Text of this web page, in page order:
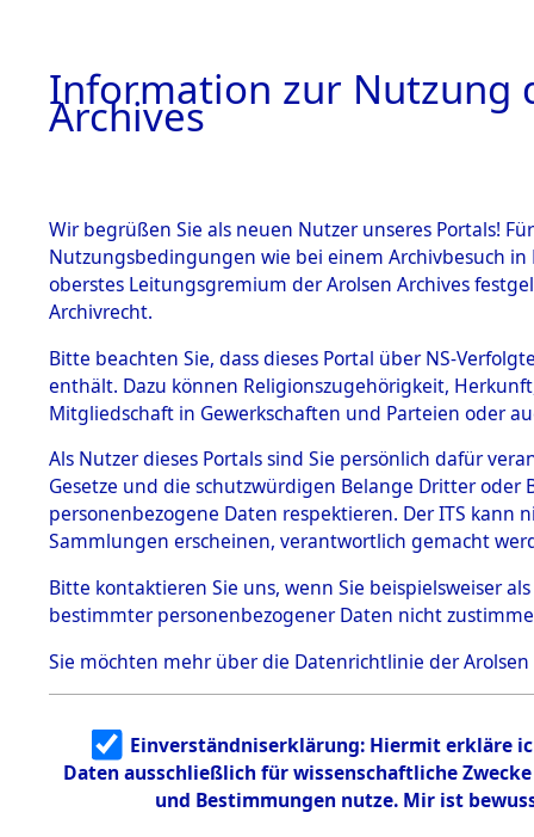
BESTÄNDE
1.
mente
5. Verschiedenes
5.3
Todesmärsche
5.3.1 Alliierte
Erhebungen
zu
Todesmärsch
en
5.3.2
Identifizierun
g
5.3.3
Todesmärsch
Dead -
Branch -
0124
Information zur Nutzung
Archives
Wir begrüßen Sie als neuen Nutzer unseres Portals!
Nutzungsbedingungen wie bei einem Archivbesuch
oberstes Leitungsgremium der Arolsen Archives
Archivrecht.
Bitte beachten Sie, dass dieses Portal über NS-
enthält. Dazu können Religionszugehörigkeit,
Mitgliedschaft in Gewerkschaften und Parteien oder
Als Nutzer dieses Portals sind Sie persönlich dafür
Gesetze und die schutzwürdigen Belange Dritter
personenbezogene Daten respektieren. Der ITS
Sammlungen erscheinen, verantwortlich gemacht
Bitte kontaktieren Sie uns, wenn Sie beispielsweiser
bestimmter personenbezogener Daten nicht
Sie möchten mehr über die Datenrichtlinie der Arolsen
Einverständniserklärung: Hiermit erkläre
Daten ausschließlich für wissenschaftliche
und Bestimmungen nutze. Mir ist